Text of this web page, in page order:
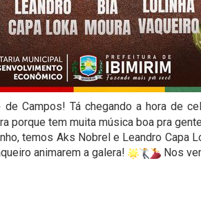
de Campos! Tá chegando a hora de
porque tem muita música boa pra
temos Aks Nobrel e Leandro Capa
animarem a galera!
Nos